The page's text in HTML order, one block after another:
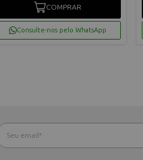
COMPRAR
Consulte-nos pelo WhatsApp